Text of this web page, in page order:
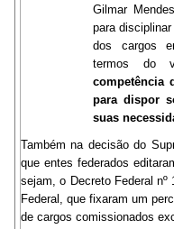
Gilmar
para
dos cargos
termos do
competência
para dispor
suas
Também na decisão do
que entes federados
sejam, o Decreto Federal nº
Federal, que fixaram um
de cargos comissionados